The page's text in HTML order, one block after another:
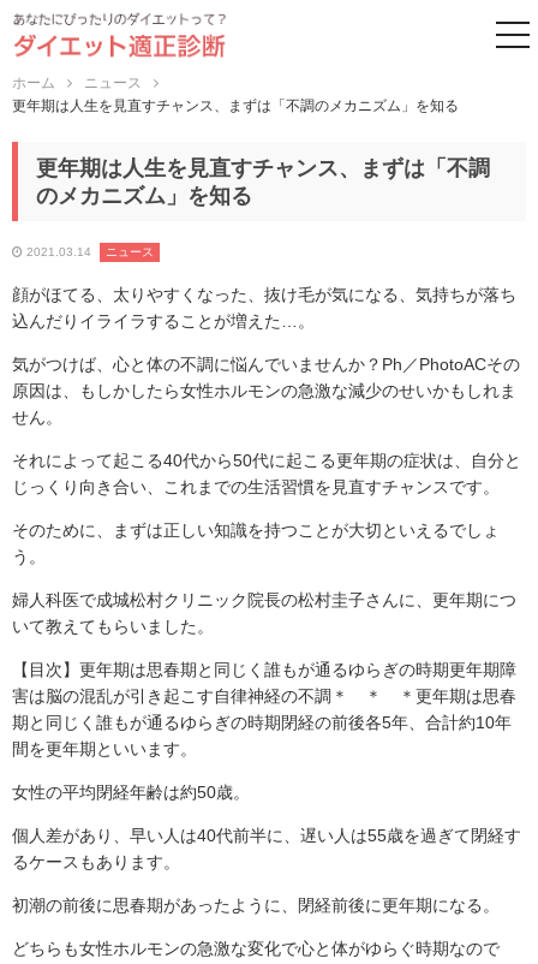
ホーム
ニュース
更年期は人生を見直すチャンス、まずは「不調のメカニズム」を知る
更年期は人生を見直すチャンス、まずは「不調
のメカニズム」を知る
2021.03.14 ニュース
顔がほてる、太りやすくなった、抜け毛が気になる、気持ちが落ち
込んだりイライラすることが増えた…。
気がつけば、心と体の不調に悩んでいませんか？Ph／PhotoACその
原因は、もしかしたら女性ホルモンの急激な減少のせいかもしれま
せん。
それによって起こる40代から50代に起こる更年期の症状は、自分と
じっくり向き合い、これまでの生活習慣を見直すチャンスです。
そのために、まずは正しい知識を持つことが大切といえるでしょ
う。
婦人科医で成城松村クリニック院長の松村圭子さんに、更年期につ
いて教えてもらいました。
【目次】更年期は思春期と同じく誰もが通るゆらぎの時期更年期障
害は脳の混乱が引き起こす自律神経の不調＊ ＊ ＊更年期は思春
期と同じく誰もが通るゆらぎの時期閉経の前後各5年、合計約10年
間を更年期といいます。
女性の平均閉経年齢は約50歳。
個人差があり、早い人は40代前半に、遅い人は55歳を過ぎて閉経す
るケースもあります。
初潮の前後に思春期があったように、閉経前後に更年期になる。
どちらも女性ホルモンの急激な変化で心と体がゆらぐ時期なので